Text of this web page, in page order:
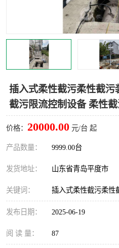
插入式柔性截污柔性截污
截污限流控制设备 柔性
价格： 20000.00 元/台 起
产品数量： 9999.00台
发货地址： 山东省青岛平度市
关键词： 插入式柔性截污柔性
发布日期： 2025-06-19
阅 读 量： 87
智能一体化灌溉泵房
水面垃圾清理装置
一体化泵闸
真空冲洗设备
水平自清洗格栅